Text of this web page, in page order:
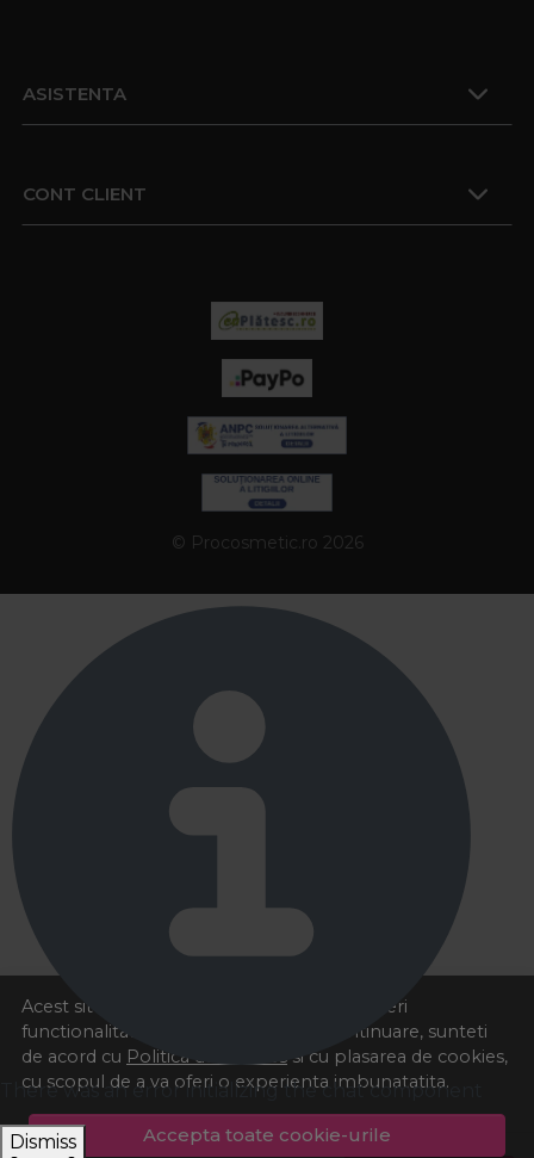
Acest site foloseste cookies pentru a va oferi
functionalitatea dorita. Navigand in continuare, sunteti
de acord cu Politica de cookies si cu plasarea de cookies,
cu scopul de a va oferi o experienta imbunatatita.
Accepta toate cookie-urile
ASISTENTA
CONT CLIENT
© Procosmetic.ro 2026
There was an error initializing the chat component
Dismiss